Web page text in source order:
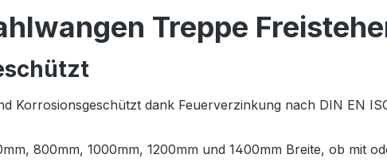
Treppe
Korrosionsgeschützt dank Feuerverzinkung nach DIN EN
800mm, 1000mm, 1200mm und 1400mm Breite, ob mit